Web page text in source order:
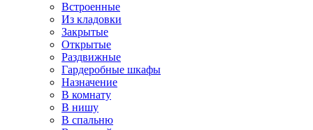
Встроенные
Из кладовки
Закрытые
Открытые
Раздвижные
Гардеробные шкафы
Назначение
В комнату
В нишу
В спальню